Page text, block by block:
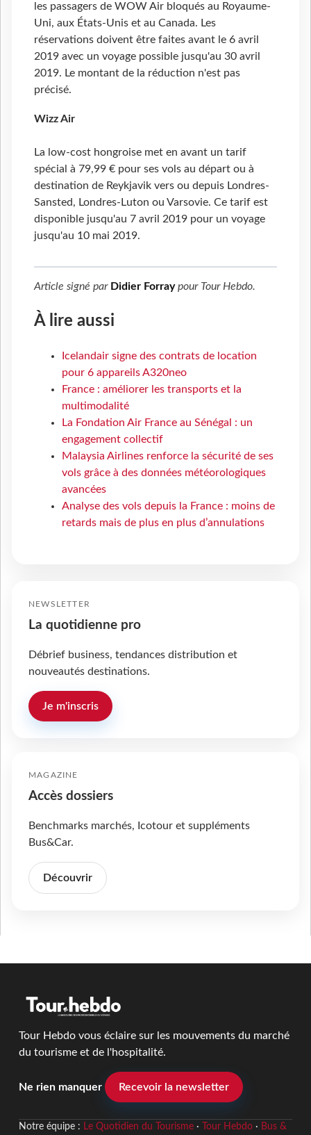
les passagers de WOW Air bloqués au Royaume-
Uni, aux États-Unis et au Canada. Les
réservations doivent être faites avant le 6 avril
2019 avec un voyage possible jusqu'au 30 avril
2019. Le montant de la réduction n'est pas
précisé.
Wizz Air
La low-cost hongroise met en avant un tarif
spécial à 79,99 € pour ses vols au départ ou à
destination de Reykjavik vers ou depuis Londres-
Sansted, Londres-Luton ou Varsovie. Ce tarif est
disponible jusqu'au 7 avril 2019 pour un voyage
jusqu'au 10 mai 2019.
Article signé par Didier Forraypour Tour Hebdo.
À lire aussi
Icelandair signe des contrats de location
pour 6 appareils A320neo
France : améliorer les transports et la
multimodalité
La Fondation Air France au Sénégal : un
engagement collectif
Malaysia Airlines renforce la sécurité de ses
vols grâce à des données météorologiques
avancées
Analyse des vols depuis la France : moins de
retards mais de plus en plus d’annulations
NEWSLETTER
La quotidienne pro
Débrief business, tendances distribution et
nouveautés destinations.
Je m'inscris
MAGAZINE
Accès dossiers
Benchmarks marchés, Icotour et suppléments
Bus&Car.
Découvrir
Tour Hebdo vous éclaire sur les mouvements du marché
du tourisme et de l'hospitalité.
Ne rien manquer Recevoir la newsletter
Notre équipe : Le Quotidien du Tourisme· Tour Hebdo· Bus &